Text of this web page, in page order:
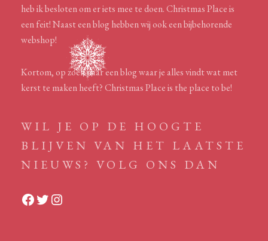
heb ik besloten om er iets mee te doen. Christmas Place is
een feit! Naast een blog hebben wij ook een bijbehorende
webshop!
Kortom, op zoek naar een blog waar je alles vindt wat met
kerst te maken heeft? Christmas Place is the place to be!
WIL JE OP DE HOOGTE
BLIJVEN VAN HET LAATSTE
NIEUWS? VOLG ONS DAN
Facebook
TwitterInstagram